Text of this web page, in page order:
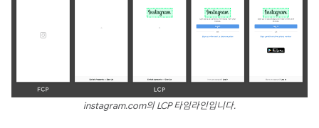
instagram.com의 LCP 타임라인입니다.